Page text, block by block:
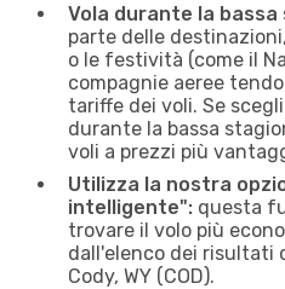
Vola durante la bassa
parte delle
o le festività (come il
compagnie aeree
tariffe dei voli. Se
durante la bassa
voli a prezzi più
Utilizza la nostra
intelligente": questa
trovare il volo più
dall'elenco dei risultati
Cody, WY (COD).